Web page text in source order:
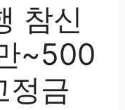
참신
~500
정금